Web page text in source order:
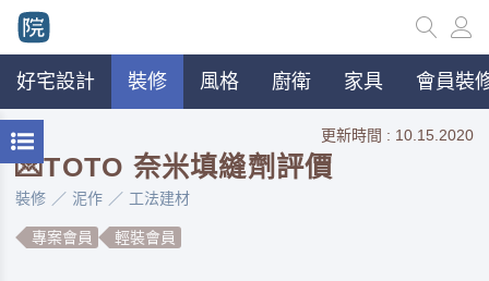
好宅設計 裝修 風格 廚衛 家具 會員裝
更新時間 : 10.15.2020
💌TOTO 奈米填縫劑評價
裝修 泥作 工法建材
專案會員 輕裝會員